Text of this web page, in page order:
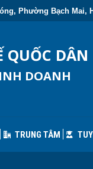
Phường Bạch Mai,
QUỐC DÂN
DOANH
TRUNG TÂM
TRUNG TÂM